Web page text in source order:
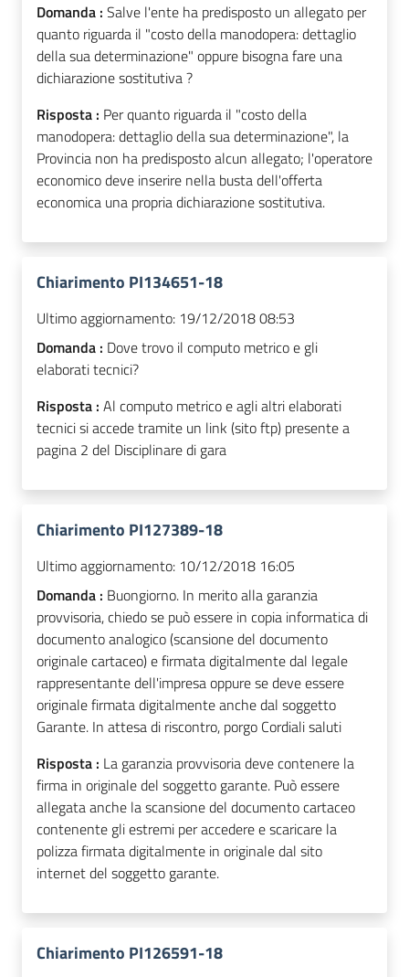
Domanda : Salve l'ente ha predisposto un allegato per
quanto riguarda il "costo della manodopera: dettaglio
della sua determinazione" oppure bisogna fare una
dichiarazione sostitutiva ?
Risposta : Per quanto riguarda il "costo della
manodopera: dettaglio della sua determinazione", la
Provincia non ha predisposto alcun allegato; l'operatore
economico deve inserire nella busta dell'offerta
economica una propria dichiarazione sostitutiva.
Chiarimento PI134651-18
Ultimo aggiornamento: 19/12/2018 08:53
Domanda : Dove trovo il computo metrico e gli
elaborati tecnici?
Risposta : Al computo metrico e agli altri elaborati
tecnici si accede tramite un link (sito ftp) presente a
pagina 2 del Disciplinare di gara
Chiarimento PI127389-18
Ultimo aggiornamento: 10/12/2018 16:05
Domanda : Buongiorno. In merito alla garanzia
provvisoria, chiedo se può essere in copia informatica di
documento analogico (scansione del documento
originale cartaceo) e firmata digitalmente dal legale
rappresentante dell'impresa oppure se deve essere
originale firmata digitalmente anche dal soggetto
Garante. In attesa di riscontro, porgo Cordiali saluti
Risposta : La garanzia provvisoria deve contenere la
firma in originale del soggetto garante. Può essere
allegata anche la scansione del documento cartaceo
contenente gli estremi per accedere e scaricare la
polizza firmata digitalmente in originale dal sito
internet del soggetto garante.
Chiarimento PI126591-18